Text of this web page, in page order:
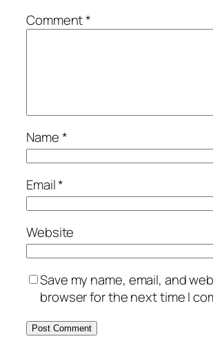
Comment*
Name*
Email*
Website
Save my name, email, and
browser for the next time I